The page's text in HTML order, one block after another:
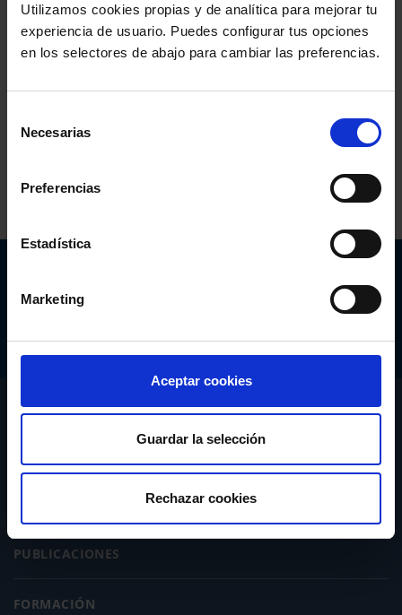
Utilizamos cookies propias y de analítica para mejorar tu
experiencia de usuario. Puedes configurar tus opciones
en los selectores de abajo para cambiar las preferencias.
Necesarias
Preferencias
Estadística
Marketing
Aceptar cookies
Guardar la selección
Rechazar cookies
Comparte:
CONÓCENOS
PUBLICACIONES
FORMACIÓN